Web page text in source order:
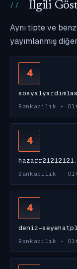
İlgili
Aynı tipte ve
yayımlanmış
4
Bankacılık -
4
Bankacılık -
4
deniz-
Bankacılık -